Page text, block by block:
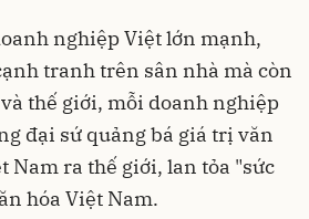
nghiệp Việt lớn mạnh,
tranh trên sân nhà mà còn
thế giới, mỗi doanh nghiệp
đại sứ quảng bá giá trị văn
Nam ra thế giới, lan tỏa "sức
hóa Việt Nam.